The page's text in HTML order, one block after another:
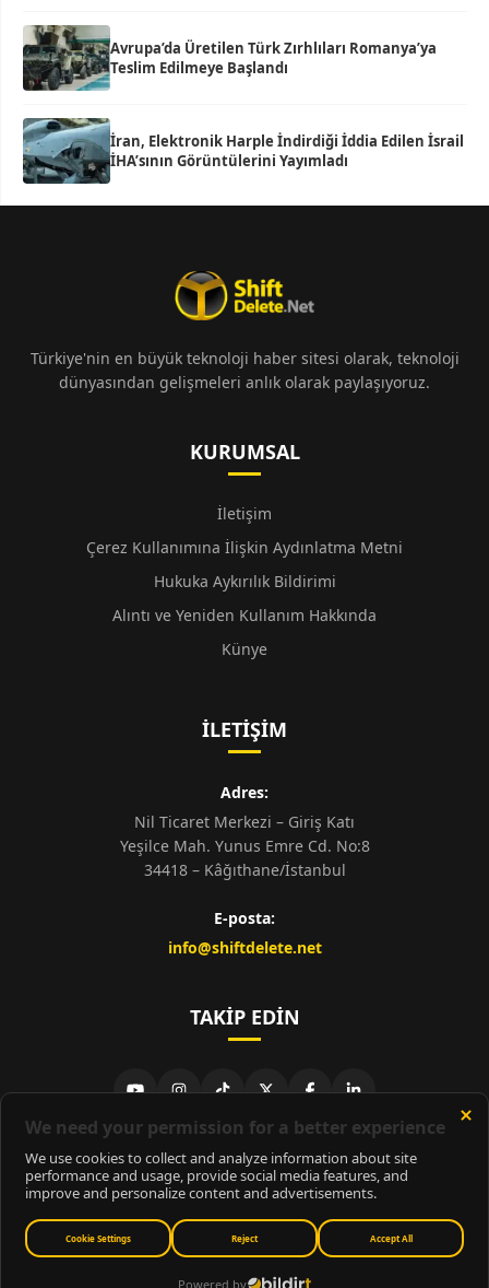
Avrupa’da Üretilen Türk Zırhlıları Romanya’ya
Teslim Edilmeye Başlandı
İran, Elektronik Harple İndirdiği İddia Edilen İsrail
İHA’sının Görüntülerini Yayımladı
Türkiye'nin en büyük teknoloji haber sitesi olarak, teknoloji
dünyasından gelişmeleri anlık olarak paylaşıyoruz.
KURUMSAL
İletişim
Çerez Kullanımına İlişkin Aydınlatma Metni
Hukuka Aykırılık Bildirimi
Alıntı ve Yeniden Kullanım Hakkında
Künye
İLETIŞIM
Adres:
Nil Ticaret Merkezi – Giriş Katı
Yeşilce Mah. Yunus Emre Cd. No:8
34418 – Kâğıthane/İstanbul
E-posta:
info@shiftdelete.net
TAKIP EDIN
© 2026ShiftDelete.Net- Tüm hakları saklıdır.
ShiftDelete.Net, İnternet Medyası ve Bilişim Muhabirleri Derneği
üyesidir.